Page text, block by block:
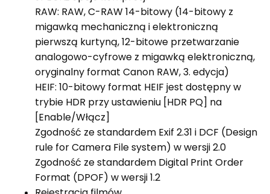
RAW: RAW, C-RAW 14-bitowy (14-bitowy z
migawką mechaniczną i elektroniczną
pierwszą kurtyną, 12-bitowe przetwarzanie
analogowo-cyfrowe z migawką elektroniczną,
oryginalny format Canon RAW, 3. edycja)
HEIF: 10-bitowy format HEIF jest dostępny w
trybie HDR przy ustawieniu [HDR PQ] na
[Enable/Włącz]
Zgodność ze standardem Exif 2.31 i DCF (Design
rule for Camera File system) w wersji 2.0
Zgodność ze standardem Digital Print Order
Format (DPOF) w wersji 1.2